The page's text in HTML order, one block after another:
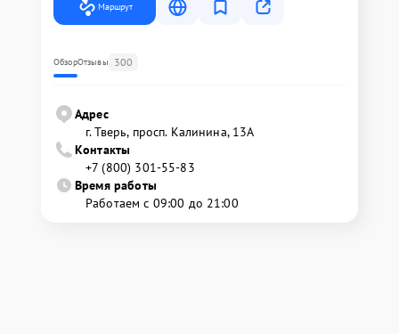
Маршрут
ОбзорОтзывы 300
Адрес
г. Тверь, просп. Калинина, 13А
Контакты
+7 (800) 301-55-83
Время работы
Работаем с 09:00 до 21:00